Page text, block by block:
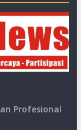
Profesional